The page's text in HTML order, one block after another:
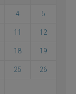
4 5
11 12
18 19
25 26